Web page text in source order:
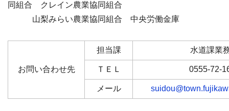
同組合 クレイン農業協同組合
山梨みらい農業協同組合 中央労働金庫
お問い合わせ先
担当課 水道課業
ＴＥＬ 0555-72-
メール